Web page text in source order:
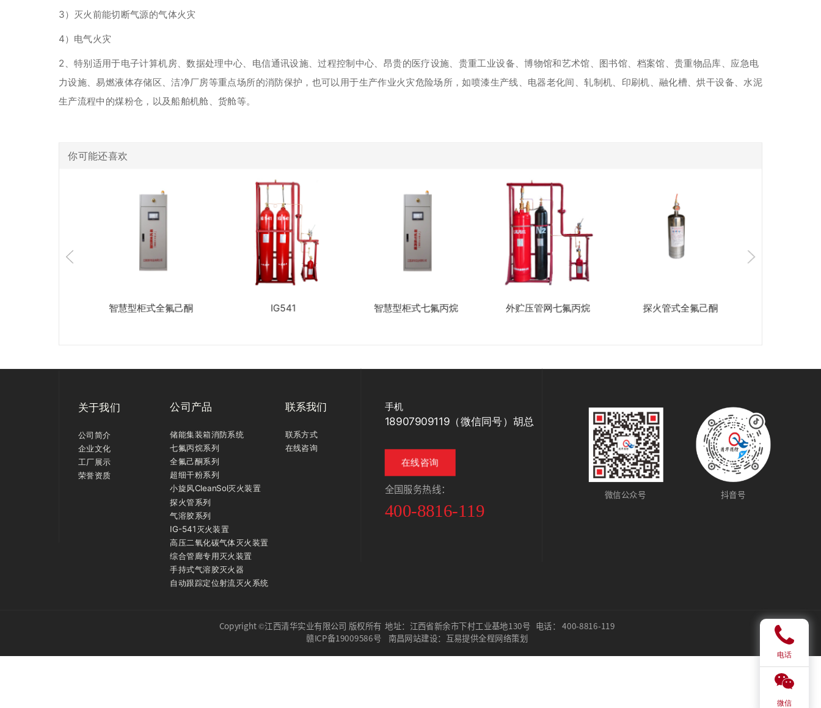
3）灭火前能切断气源的气体火灾
4）电气火灾
2、特别适用于电子计算机房、数据处理中心、电信通讯设施、过程控制中心、昂贵的医疗设施、贵重工业设备、博物馆和艺术馆、图书馆、档案馆、贵重物品库、应急电
力设施、易燃液体存储区、洁净厂房等重点场所的消防保护，也可以用于生产作业火灾危险场所，如喷漆生产线、电器老化间、轧制机、印刷机、融化槽、烘干设备、水泥
生产流程中的煤粉仓，以及船舶机舱、货舱等。
你可能还喜欢
外贮压管网七氟丙烷 探火管式全氟己酮
智慧型柜式全氟己酮 IG541 智慧型柜式七氟丙烷
微信公众号 抖音号
手机
18907909119（微信同号）胡总
全国服务热线：
400-8816-119
Copyright ©江西清华实业有限公司 版权所有 地址：江西省新余市下村工业基地130号 电话： 400-8816-119
赣ICP备19009586号
南昌网站建设：互易提供全程网络策划
在线咨询
关于我们
公司简介
企业文化
工厂展示
荣誉资质
联系我们
联系方式
在线咨询
公司产品
储能集装箱消防系统
七氟丙烷系列
全氟己酮系列
超细干粉系列
小旋风CleanSol灭火装置
探火管系列
气溶胶系列
IG-541灭火装置
高压二氧化碳气体灭火装置
综合管廊专用灭火装置
手持式气溶胶灭火器
自动跟踪定位射流灭火系统
电话
微信